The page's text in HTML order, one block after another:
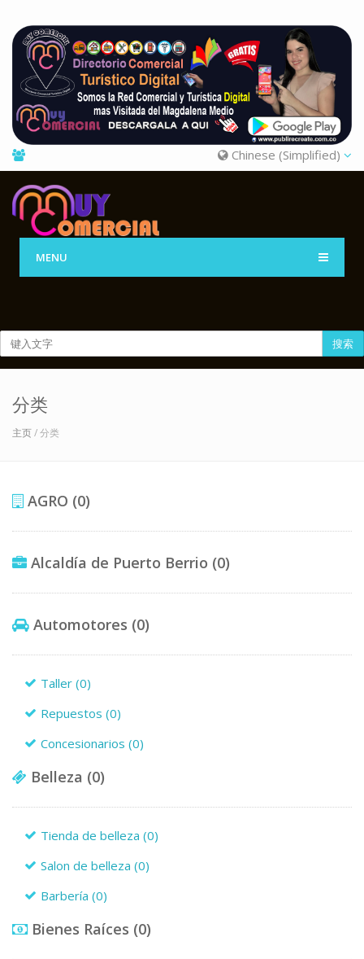
Chinese (Simplified)
MENU
搜索
分类
主页/ 分类
AGRO (0)
Alcaldía de Puerto Berrio (0)
Automotores (0)
Taller
(0)
Repuestos
(0)
Concesionarios
(0)
Belleza (0)
Tienda de belleza
(0)
Salon de belleza
(0)
Barbería
(0)
Bienes Raíces (0)